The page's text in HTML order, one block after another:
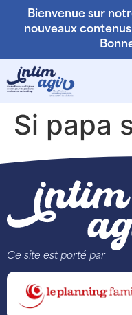
Bienvenue sur
nouveaux
Si papa
Ce site est porté par